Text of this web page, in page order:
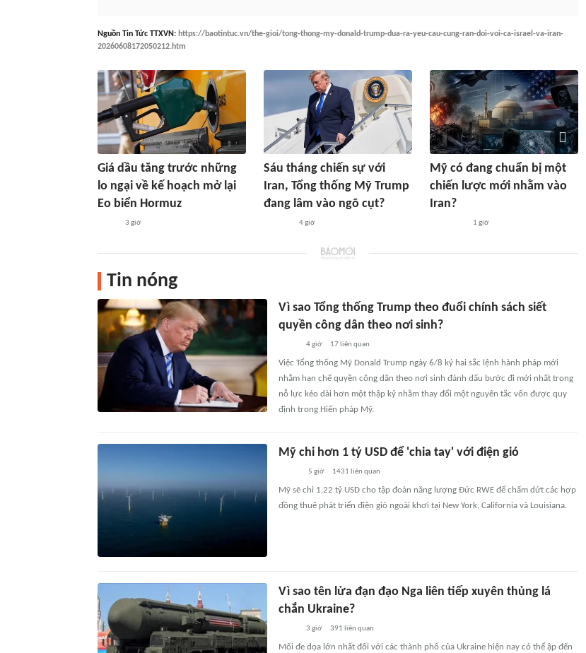
Nguồn Tin Tức TTXVN: https://baotintuc.vn/the-gioi/tong-thong-my-donald-trump-dua-ra-yeu-cau-cung-ran-doi-voi-ca-israel-va-iran-
20260608172050212.htm
Giá dầu tăng trước những
lo ngại về kế hoạch mở lại
Eo biển Hormuz
3 giờ
Sáu tháng chiến sự với
Iran, Tổng thống Mỹ Trump
đang lâm vào ngõ cụt?
4 giờ
Mỹ có đang chuẩn bị một
chiến lược mới nhằm vào
Iran?
1 giờ
Tin nóng
Vì sao Tổng thống Trump theo đuổi chính sách siết
quyền công dân theo nơi sinh?
4 giờ 17 liên quan
Việc Tổng thống Mỹ Donald Trump ngày 6/8 ký hai sắc lệnh hành pháp mới
nhằm hạn chế quyền công dân theo nơi sinh đánh dấu bước đi mới nhất trong
nỗ lực kéo dài hơn một thập kỷ nhằm thay đổi một nguyên tắc vốn được quy
định trong Hiến pháp Mỹ.
Mỹ chi hơn 1 tỷ USD để 'chia tay' với điện gió
5 giờ 1431 liên quan
Mỹ sẽ chi 1,22 tỷ USD cho tập đoàn năng lượng Đức RWE để chấm dứt các hợp
đồng thuê phát triển điện gió ngoài khơi tại New York, California và Louisiana.
Vì sao tên lửa đạn đạo Nga liên tiếp xuyên thủng lá
chắn Ukraine?
3 giờ 391 liên quan
Mối đe dọa lớn nhất đối với các thành phố của Ukraine hiện nay có thể ập đến